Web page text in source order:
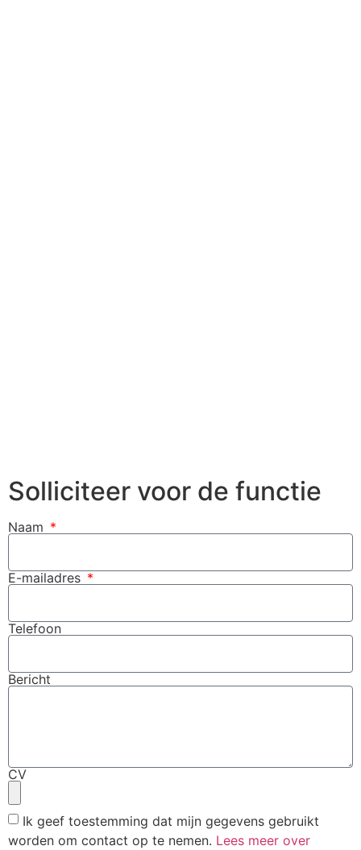
Solliciteer voor de functie
Naam
E-mailadres
Telefoon
Bericht
CV
Ik geef toestemming dat mijn gegevens gebruikt
worden om contact op te nemen. Lees meer over